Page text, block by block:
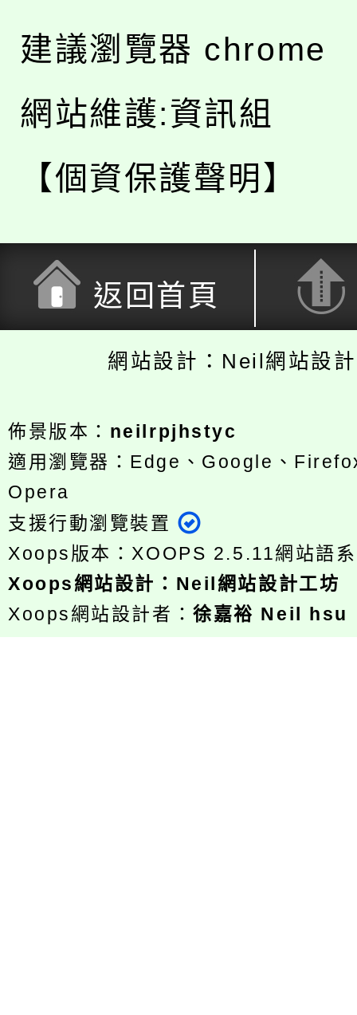
建議瀏覽器 chrome
網站維護:資訊組
【個資保護聲明】
返回首頁
網站設計：Neil網站設
佈景版本： neilrpjhstyc
適用瀏覽器：Edge、Google、
Opera
支援行動瀏覽裝置
Xoops版本： XOOPS 2.5.11網站語
Xoops網站設計 ： Neil網站設計工坊
Xoops網站設計者：徐嘉裕 Neil hsu